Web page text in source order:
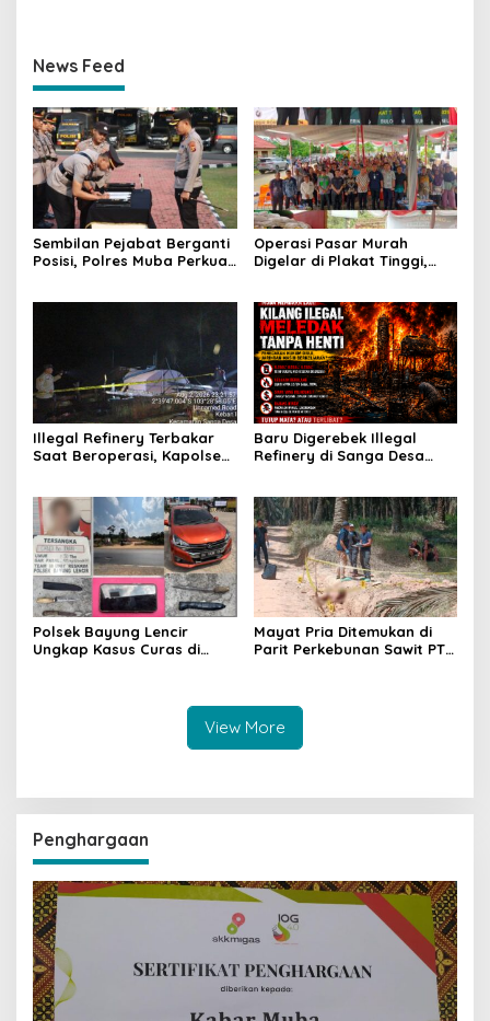
News Feed
Sembilan Pejabat Berganti
Posisi, Polres Muba Perkuat
Operasi Pasar Murah
Digelar di Plakat Tinggi,
Beban Warga
Illegal Refinery Terbakar
Saat Beroperasi, Kapolsek
Pencegahan Terus
Dilakukan
Baru Digerebek Illegal
Refinery di Sanga Desa
Polsek Bayung Lencir
Ungkap Kasus Curas di
Mayat Pria Ditemukan di
Parit Perkebunan Sawit PT
View More
Penghargaan